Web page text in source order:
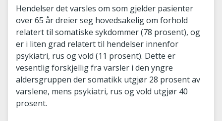
Hendelser det varsles om som gjelder pasienter
over 65 år dreier seg hovedsakelig om forhold
relatert til somatiske sykdommer (78 prosent), og
er i liten grad relatert til hendelser innenfor
psykiatri, rus og vold (11 prosent). Dette er
vesentlig forskjellig fra varsler i den yngre
aldersgruppen der somatikk utgjør 28 prosent av
varslene, mens psykiatri, rus og vold utgjør 40
prosent.